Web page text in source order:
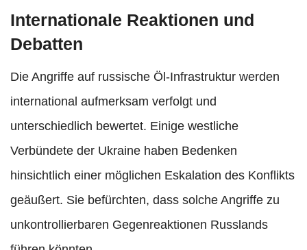
Internationale Reaktionen und
Debatten
Die Angriffe auf russische Öl-Infrastruktur werden
international aufmerksam verfolgt und
unterschiedlich bewertet. Einige westliche
Verbündete der Ukraine haben Bedenken
hinsichtlich einer möglichen Eskalation des Konflikts
geäußert. Sie befürchten, dass solche Angriffe zu
unkontrollierbaren Gegenreaktionen Russlands